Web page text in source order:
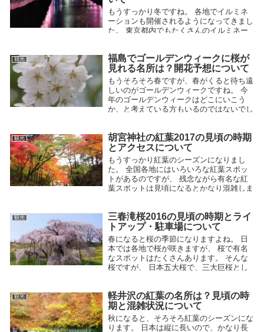
もうすっかり冬ですね。 各地でイルミネ
ーションも開催されるようになってきまし
た。 東京都内でもたくさんのイルミネー
ション」 です。 今回はこの目...
2016.11.19
観光
福島でゴールデンウィークに桜が
見れる名所は？開花予想について
もうそろそろ春ですが、春がくると待ち遠
しいのがゴールデンウィークですね。 今
年のゴールデンウィークはどこにいこう
か、と考えている方もいるのではないでし
うイメ...
2015.03.12
観光
胡宮神社の紅葉2017の見頃の時期
とアクセスについて
もうすっかり紅葉のシーズンになりまし
た。 全国各地にはいろいろな紅葉スポッ
トがあるのですが、 残念ながら有名な紅
葉スポットは見頃になるとかなり混雑しま
い...
2016.10.16
観光
三春滝桜2016の見頃の時期とライ
トアップ・駐車場について
春になると桜の季節になりますよね。 日
本では各地で桜が咲きますが、 桜で有名
なスポットはたくさんあります。 そんな
桜ですが、 日本五大桜で、三大巨桜とし
2016.02.04
観光
軽井沢の紅葉の名所は？見頃の時
期と混雑状況について
秋になると、そろそろ紅葉のシーズンにな
ります。 日本は縦に長いので、かなり長